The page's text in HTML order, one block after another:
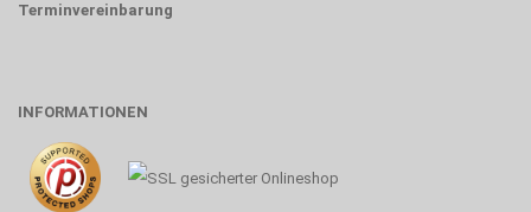
Terminvereinbarung
INFORMATIONEN